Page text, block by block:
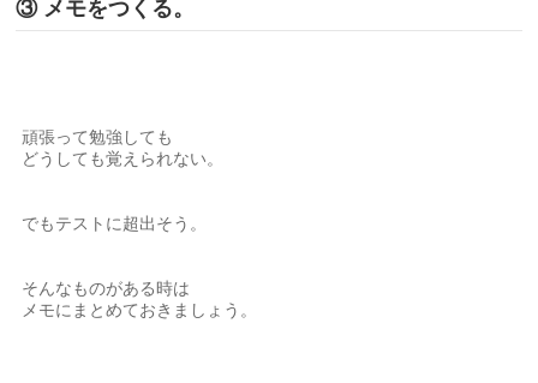
③ メモをつくる。
頑張って勉強しても
どうしても覚えられない。
でもテストに超出そう。
そんなものがある時は
メモにまとめておきましょう。